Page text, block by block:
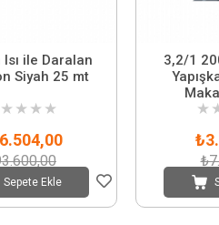
ile Daralan
Siyah 25 mt
★ ★ ★ ★
Sepete Ekle
3,2/1
★